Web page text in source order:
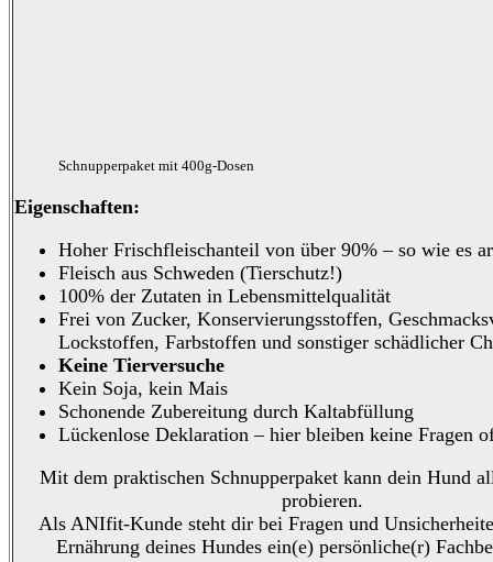
Schnupperpaket mit 400g-Dosen
Eigenschaften:
Hoher Frischfleischanteil von über 90% – so wie es
Fleisch aus Schweden (Tierschutz!)
100% der Zutaten in Lebensmittelqualität
Frei von Zucker, Konservierungsstoffen,
Lockstoffen, Farbstoffen und sonstiger schädlicher
Keine Tierversuche
Kein Soja, kein Mais
Schonende Zubereitung durch Kaltabfüllung
Lückenlose Deklaration – hier bleiben keine Fragen
Mit dem praktischen Schnupperpaket kann dein Hund
probieren.
Als ANIfit-Kunde steht dir bei Fragen und
Ernährung deines Hundes ein(e) persönliche(r)